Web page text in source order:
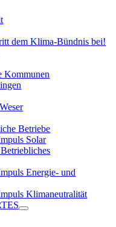
dem Klima-Bündnis bei!
Kommunen
Betriebe
Solar
Energie- und
Klimaneutralität